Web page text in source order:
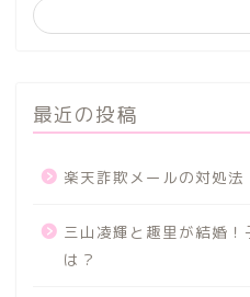
最近の投稿
楽天詐欺メールの対処
三山凌輝と趣里が結婚
は？